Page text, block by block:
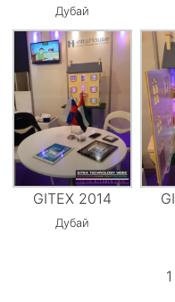
Дубай
GITEX 2014
Дубай
1